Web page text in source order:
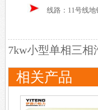
线路：11号线地
7kw小型单相三相
相关产品